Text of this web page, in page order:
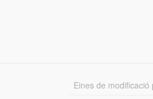
Eines de modificació